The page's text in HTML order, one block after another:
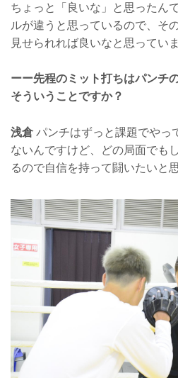
ちょっと「良いな」と思ったん
ルが違うと思っているので、そ
見せられれば良いなと思ってい
ーー先程のミット打ちはパンチ
そういうことですか？
浅倉パンチはずっと課題でやっ
ないんですけど、どの局面でも
るので自信を持って闘いたいと